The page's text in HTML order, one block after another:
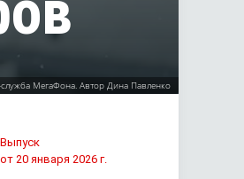
МегаФона. Автор Дина Павленко
Выпуск
от 20 января 2026 г.